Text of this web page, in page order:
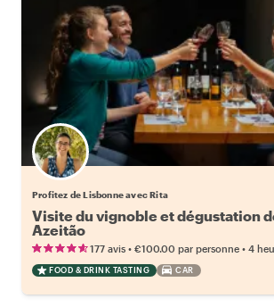
Profitez de Lisbonne avec Rita
Visite du vignoble et dégustation
Azeitão
177 avis • €100.00 par personne • 4
FOOD & DRINK TASTING CAR